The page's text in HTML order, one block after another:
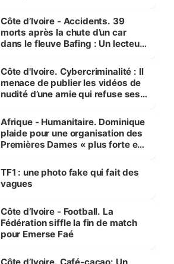
Côte d’Ivoire - Accidents. 39
morts après la chute d’un car
dans le fleuve Bafing : Un lecteur
des Transports
Côte d'Ivoire. Cybercriminalité : Il
menace de publier les vidéos de
nudité d’une amie qui refuse ses
Afrique - Humanitaire. Dominique
plaide pour une organisation des
Premières Dames « plus forte et
sur la scène internationale »
TF1 : une photo fake qui fait des
vagues
Côte d’Ivoire - Football. La
Fédération siffle la fin de match
pour Emerse Faé